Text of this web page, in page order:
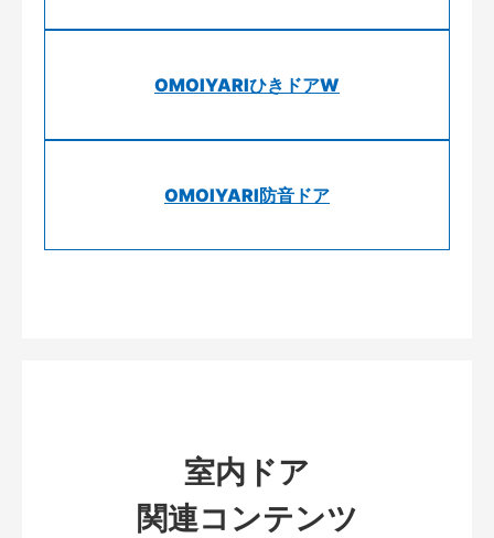
OMOIYARIひきドアW
OMOIYARI防音ドア
室内ドア
関連コンテンツ